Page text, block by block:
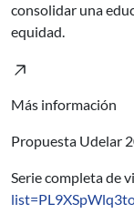
consolidar una
equidad.
Más información
Propuesta Udelar
Serie completa de